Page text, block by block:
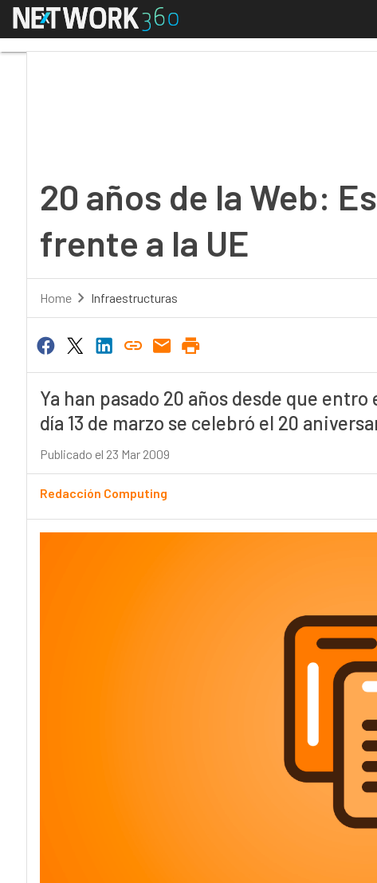
Menú
20 años de la Web:
frente a la UE
Home Infraestructuras
Ya han pasado 20 años desde que
día 13 de marzo se celebró el 20
Publicado el 23 Mar 2009
Redacción Computing